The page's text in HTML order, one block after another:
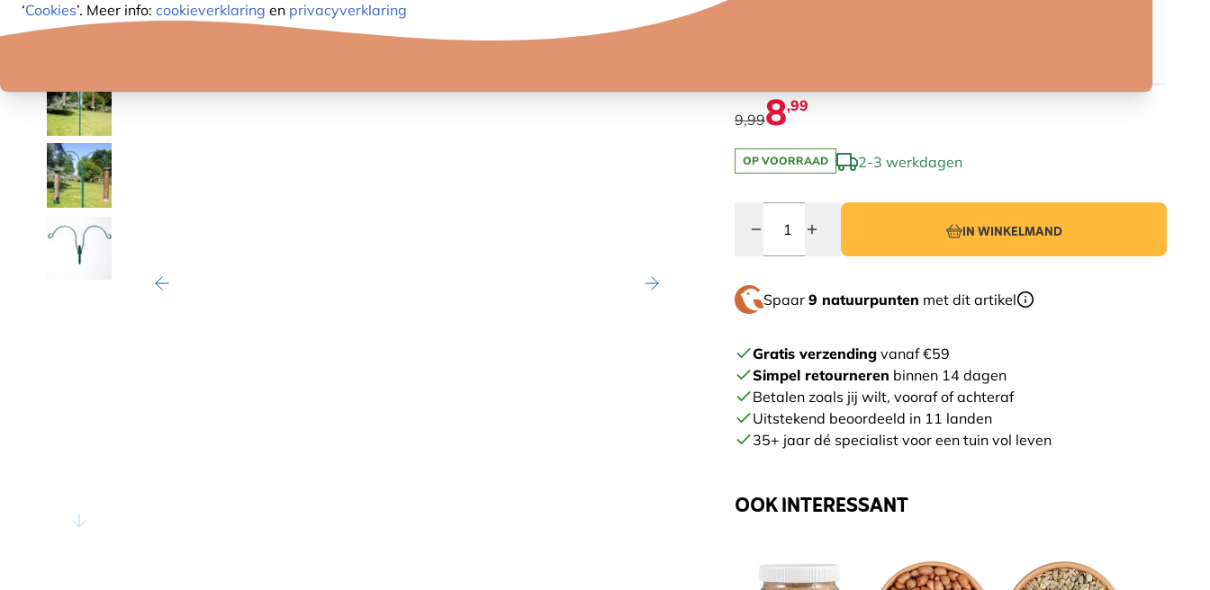
‘Cookies’. Meer info: cookieverklaring en privacyverklaring
10% KORTING
9,998,99
OP VOORRAAD 2-3 werkdagen
IN WINKELMAND
Spaar 9 natuurpunten met dit artikel
Gratis verzending vanaf €59
Simpel retourneren binnen 14 dagen
Betalen zoals jij wilt, vooraf of achteraf
Uitstekend beoordeeld in 11 landen
35+ jaar dé specialist voor een tuin vol leven
OOK INTERESSANT